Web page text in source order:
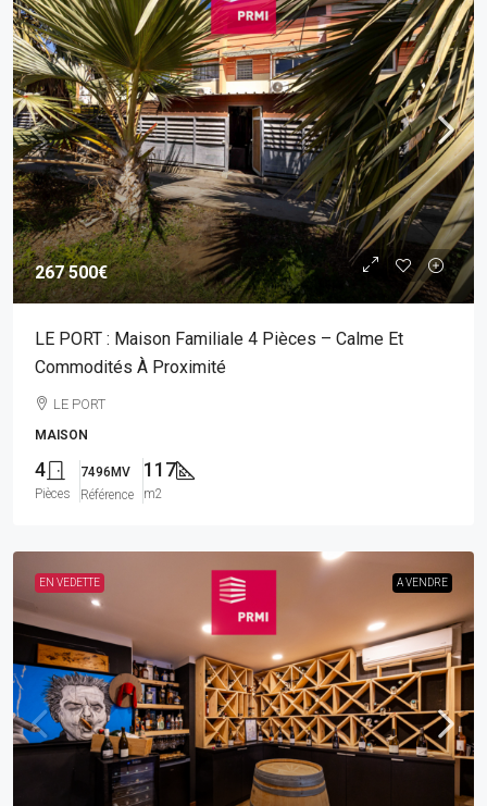
267 500€
LE PORT : Maison Familiale 4 Pièces – Calme Et
Commodités À Proximité
LE PORT
MAISON
4
Pièces
7496MV
Référence
117
m2
EN VEDETTE A VENDRE